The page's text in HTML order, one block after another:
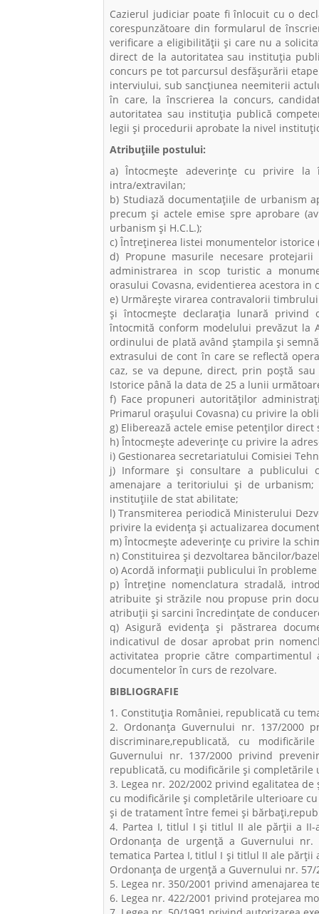
Cazierul judiciar poate fi înlocuit cu o
corespunzătoare din formularul de
verificare a eligibilităţii şi care nu a
direct de la autoritatea sau instituţia
concurs pe tot parcursul desfăşurării
interviului, sub sancţiunea neemiterii
în care, la înscrierea la concurs,
autoritatea sau instituţia publică
legii şi procedurii aprobate la nivel
Atribuțiile postului:
a) Întocmeşte adeverinţe cu privire la
intra/extravilan;
b) Studiază documentaţiile de urbanism
precum şi actele emise spre aprobare
urbanism şi H.C.L.);
c) Întreținerea listei monumentelor istorice
d) Propune masurile necesare
administrarea in scop turistic a
orasului Covasna, evidentierea acestora in
e) Urmărește virarea contravalorii
și întocmește declarația lunară privind
întocmită conform modelului prevăzut la
ordinului de plată având ștampila și
extrasului de cont în care se reflectă
caz, se va depune, direct, prin poștă
Istorice până la data de 25 a lunii
f) Face propuneri autorităților
Primarul orașului Covasna) cu privire la
g) Eliberează actele emise petenţilor
h) Întocmeşte adeverinţe cu privire la
i) Gestionarea secretariatului Comisiei
j) Informare şi consultare a publicului
amenajare a teritoriului şi de
instituțiile de stat abilitate;
l) Transmiterea periodică Ministerului
privire la evidenţa şi actualizarea
m) Întocmeşte adeverinţe cu privire la
n) Constituirea şi dezvoltarea băncilor/
o) Acordă informaţii publicului în
p) Întreține nomenclatura stradală,
atribuite şi străzile nou propuse prin
atribuţii şi sarcini încredinţate de
q) Asigură evidența și păstrarea
indicativul de dosar aprobat prin
activitatea proprie către
documentelor în curs de rezolvare.
BIBLIOGRAFIE
1. Constituția României, republicată cu
2. Ordonanța Guvernului nr. 137/2000
discriminare,republicată, cu
Guvernului nr. 137/2000 privind
republicată, cu modificările și completările
3. Legea nr. 202/2002 privind egalitatea
cu modificările și completările ulterioare
și de tratament între femei și
4. Partea I, titlul I şi titlul II ale părții a
Ordonanța de urgență a Guvernului
tematica Partea I, titlul I şi titlul II ale părții
Ordonanța de urgență a Guvernului nr.
5. Legea nr. 350/2001 privind amenajarea
6. Legea nr. 422/2001 privind protejarea